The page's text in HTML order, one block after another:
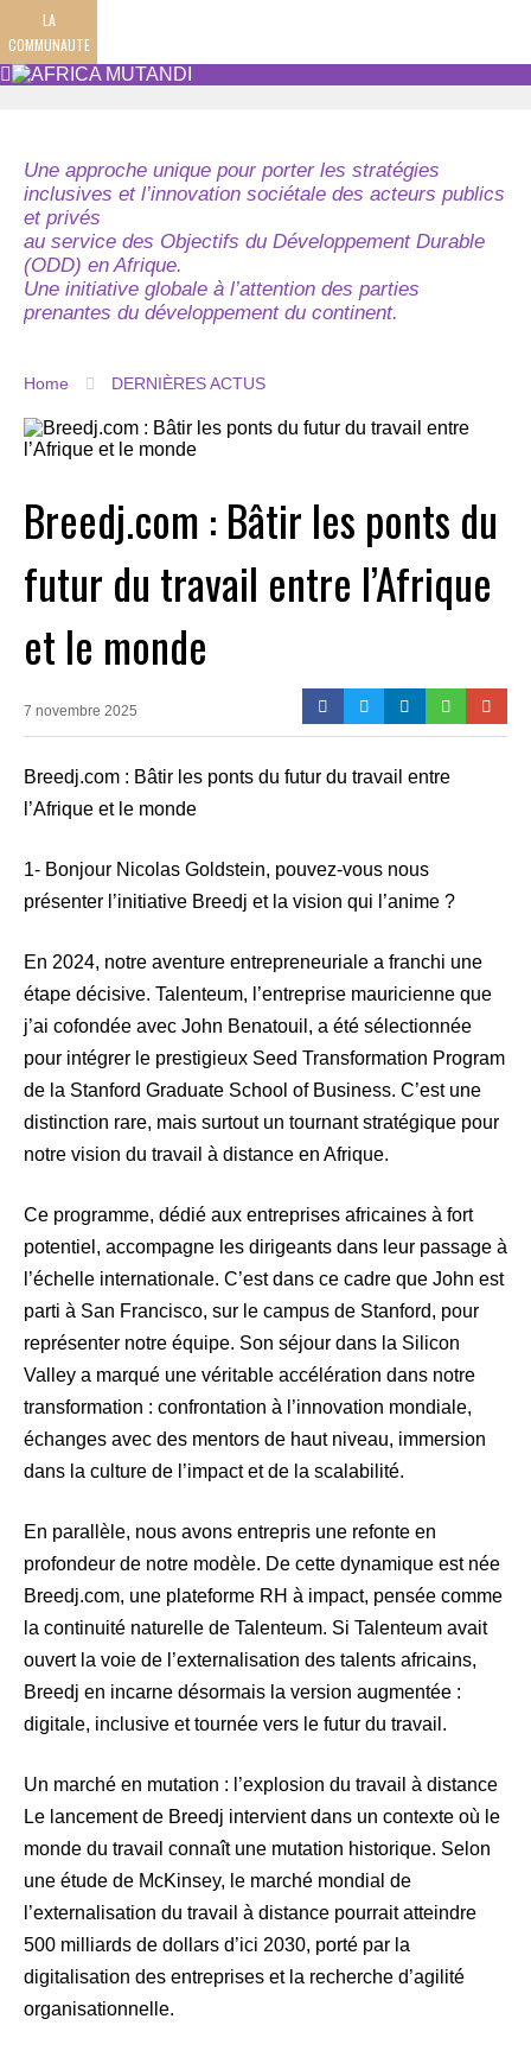
LA
COMMUNAUTE
Une approche unique pour porter les stratégies
inclusives et l’innovation sociétale des acteurs publics
et privés
au service des Objectifs du Développement Durable
(ODD) en Afrique.
Une initiative globale à l’attention des parties
prenantes du développement du continent.
Home DERNIÈRES ACTUS
Breedj.com : Bâtir les ponts du
futur du travail entre l’Afrique
et le monde
7 novembre 2025
Breedj.com : Bâtir les ponts du futur du travail entre
l’Afrique et le monde
1- Bonjour Nicolas Goldstein, pouvez-vous nous
présenter l’initiative Breedj et la vision qui l’anime ?
En 2024, notre aventure entrepreneuriale a franchi une
étape décisive. Talenteum, l’entreprise mauricienne que
j’ai cofondée avec John Benatouil, a été sélectionnée
pour intégrer le prestigieux Seed Transformation Program
de la Stanford Graduate School of Business. C’est une
distinction rare, mais surtout un tournant stratégique pour
notre vision du travail à distance en Afrique.
Ce programme, dédié aux entreprises africaines à fort
potentiel, accompagne les dirigeants dans leur passage à
l’échelle internationale. C’est dans ce cadre que John est
parti à San Francisco, sur le campus de Stanford, pour
représenter notre équipe. Son séjour dans la Silicon
Valley a marqué une véritable accélération dans notre
transformation : confrontation à l’innovation mondiale,
échanges avec des mentors de haut niveau, immersion
dans la culture de l’impact et de la scalabilité.
En parallèle, nous avons entrepris une refonte en
profondeur de notre modèle. De cette dynamique est née
Breedj.com, une plateforme RH à impact, pensée comme
la continuité naturelle de Talenteum. Si Talenteum avait
ouvert la voie de l’externalisation des talents africains,
Breedj en incarne désormais la version augmentée :
digitale, inclusive et tournée vers le futur du travail.
Un marché en mutation : l’explosion du travail à distance
Le lancement de Breedj intervient dans un contexte où le
monde du travail connaît une mutation historique. Selon
une étude de McKinsey, le marché mondial de
l’externalisation du travail à distance pourrait atteindre
500 milliards de dollars d’ici 2030, porté par la
digitalisation des entreprises et la recherche d’agilité
organisationnelle.